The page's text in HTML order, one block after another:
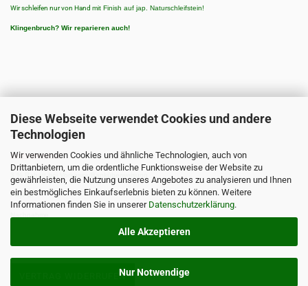
Diese Webseite verwendet Cookies und andere
Technologien
Wir verwenden Cookies und ähnliche Technologien, auch von
Drittanbietern, um die ordentliche Funktionsweise der Website zu
gewährleisten, die Nutzung unseres Angebotes zu analysieren und Ihnen
ein bestmögliches Einkaufserlebnis bieten zu können. Weitere
Informationen finden Sie in unserer Datenschutzerklärung.
Alle Akzeptieren
Nur Notwendige
Wir schleifen nur von Hand mit Finish auf jap. Naturschleifstein!
Klingenbruch? Wir reparieren auch!
ZAHLUNGSARTEN
Zahlungsarten:
3 % Rabatt bei Vorkasse/Banküberweisung
PayPal
VERTRAG WIDERRUFEN